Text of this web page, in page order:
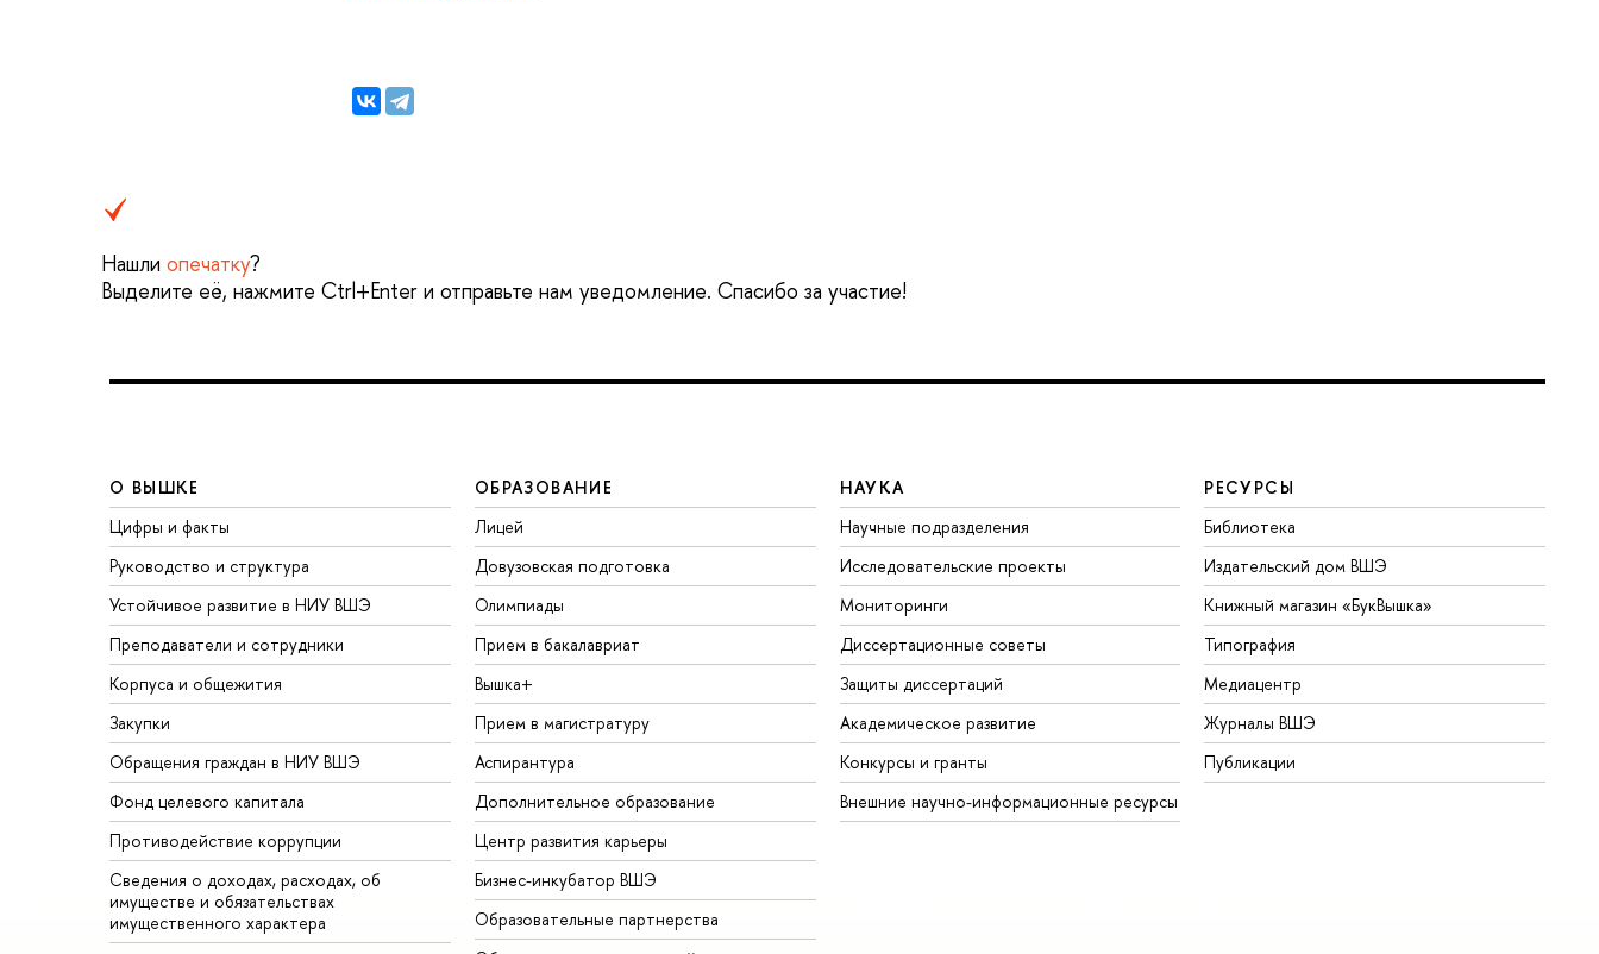
Нашли опечатку?
Выделите её, нажмите Ctrl+Enter и отправьте нам уведомление. Спасибо за участие!
О ВЫШКЕ
Цифры и факты
Руководство и структура
Устойчивое развитие в НИУ ВШЭ
Преподаватели и сотрудники
Корпуса и общежития
Закупки
Обращения граждан в НИУ ВШЭ
Фонд целевого капитала
Противодействие коррупции
Сведения о доходах, расходах, об
имуществе и обязательствах
имущественного характера
ОБРАЗОВАНИЕ
Лицей
Довузовская подготовка
Олимпиады
Прием в бакалавриат
Вышка+
Прием в магистратуру
Аспирантура
Дополнительное образование
Центр развития карьеры
Бизнес-инкубатор ВШЭ
Образовательные партнерства
НАУКА
Научные подразделения
Исследовательские проекты
Мониторинги
Диссертационные советы
Защиты диссертаций
Академическое развитие
Конкурсы и гранты
Внешние научно-информационные ресурсы
РЕСУРСЫ
Библиотека
Издательский дом ВШЭ
Книжный магазин «БукВышка»
Типография
Медиацентр
Журналы ВШЭ
Публикации